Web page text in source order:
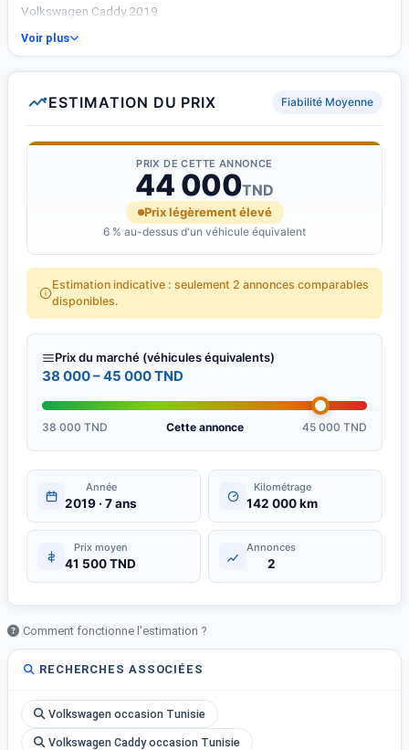
Volkswagen Caddy 2019
Voir plus
ESTIMATION DU PRIX Fiabilité Moyenne
PRIX DE CETTE ANNONCE
44 000TND
Prix légèrement élevé
6 % au-dessus d'un véhicule équivalent
Estimation indicative : seulement 2 annonces comparables
disponibles.
Prix du marché (véhicules équivalents)
38 000 – 45 000 TND
38 000 TND Cette annonce 45 000 TND
Année
2019 · 7 ans
Kilométrage
142 000 km
Prix moyen
41 500 TND
Annonces
2
Comment fonctionne l'estimation ?
RECHERCHES ASSOCIÉES
Volkswagen occasion Tunisie
Volkswagen Caddy occasion Tunisie